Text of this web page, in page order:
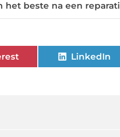
beste na een
LinkedIn